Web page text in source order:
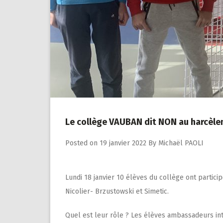
Le collège VAUBAN dit NON au
Posted on 19 janvier 2022 By Michaël PAOLI
Lundi 18 janvier 10 élèves du collège ont
Nicolier- Brzustowski et Simetic.
Quel est leur rôle ? Les élèves ambassadeurs